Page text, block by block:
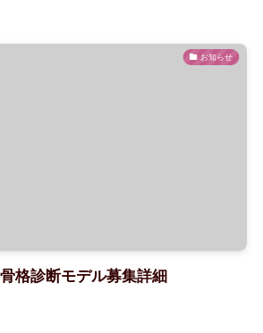
お知らせ
格診断モデル募集詳細